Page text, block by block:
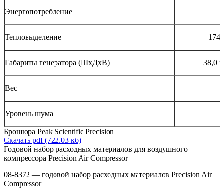
Энергопотребление
Тепловыделение
Габариты генератора (ШxДxВ) 38,0
Вес
Уровень шума
Брошюра Peak Scientific Precision
Скачать pdf (722.03 кб)
Годовой набор расходных материалов для воздушного
компрессора Precision Air Compressor
08-8372 — годовой набор расходных материалов Precision Air
Compressor